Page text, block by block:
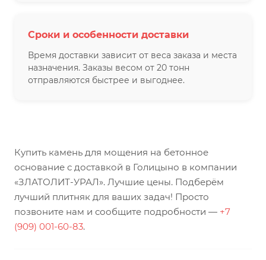
Сроки и особенности доставки
Время доставки зависит от веса заказа и места
назначения. Заказы весом от 20 тонн
отправляются быстрее и выгоднее.
Купить камень для мощения на бетонное
основание с доставкой в Голицыно в компании
«ЗЛАТОЛИТ-УРАЛ». Лучшие цены. Подберём
лучший плитняк для ваших задач! Просто
позвоните нам и сообщите подробности — +7
(909) 001-60-83.